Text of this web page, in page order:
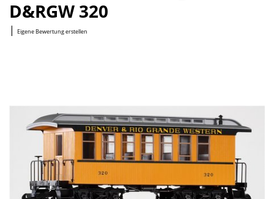
D&RGW 320
| Eigene Bewertung erstellen